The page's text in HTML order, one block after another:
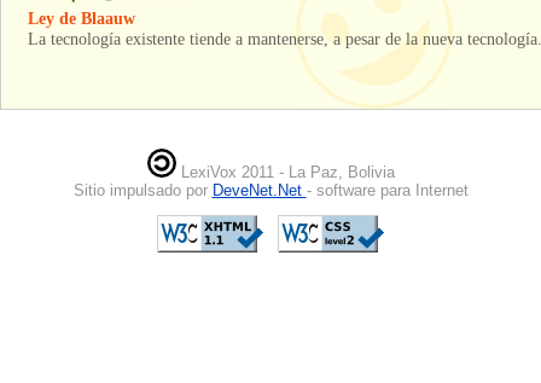
Ley de Blaauw
La tecnología existente tiende a mantenerse, a pesar de la nueva tecnología.
LexiVox 2011 - La Paz, Bolivia
Sitio impulsado por DeveNet.Net - software para Internet